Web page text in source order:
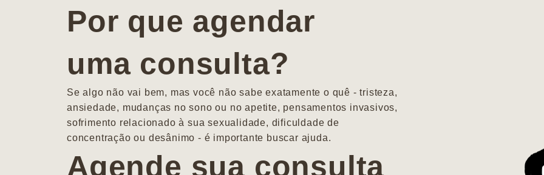
Por que agendar
uma consulta?
Se algo não vai bem, mas você não sabe exatamente o quê - tristeza,
ansiedade, mudanças no sono ou no apetite, pensamentos invasivos,
sofrimento relacionado à sua sexualidade, dificuldade de
concentração ou desânimo - é importante buscar ajuda.
Agende sua consulta